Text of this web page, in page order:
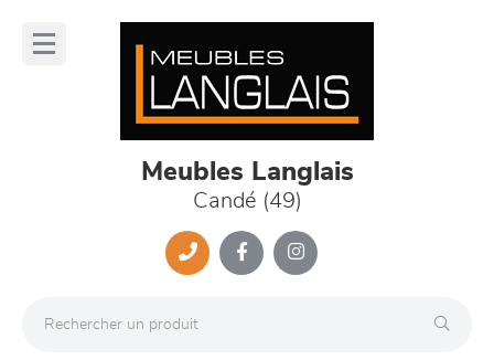
Meubles Langlais
Candé (49)